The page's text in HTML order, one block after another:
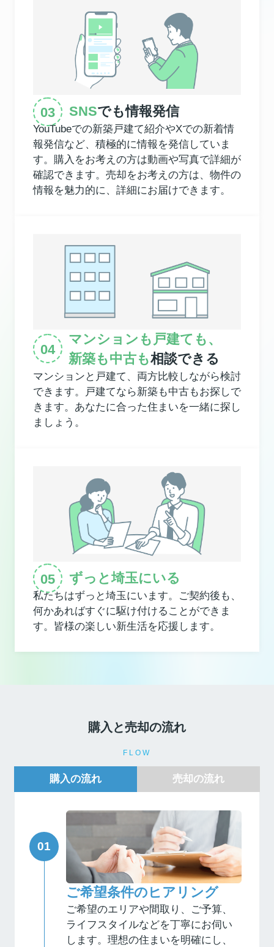
SNSでも情報発信
YouTubeでの新築戸建て紹介やXでの新着情
報発信など、積極的に情報を発信していま
す。購入をお考えの方は動画や写真で詳細が
確認できます。売却をお考えの方は、物件の
情報を魅力的に、詳細にお届けできます。
マンションも戸建ても、
新築も中古も相談できる
マンションと戸建て、両方比較しながら検討
できます。戸建てなら新築も中古もお探しで
きます。あなたに合った住まいを一緒に探し
ましょう。
ずっと埼玉にいる
私たちはずっと埼玉にいます。ご契約後も、
何かあればすぐに駆け付けることができま
す。皆様の楽しい新生活を応援します。
購入と売却の流れ
FLOW
購入の流れ 売却の流れ
ご希望条件のヒアリング
ご希望のエリアや間取り、ご予算、
ライフスタイルなどを丁寧にお伺い
します。理想の住まいを明確にし、